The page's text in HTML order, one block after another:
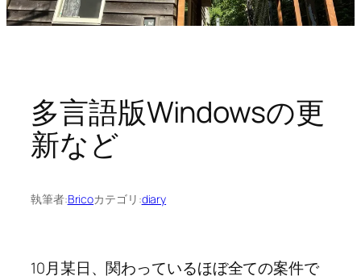
多言語版Windowsの更
新など
執筆者:Bricoカテゴリ:diary
10月某日、関わっているほぼ全ての案件で